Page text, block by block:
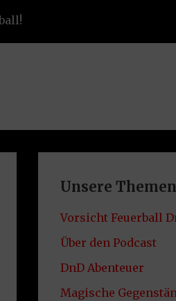
Unsere Themen
Vorsicht Feuerball
Über den Podcast
DnD Abenteuer
Magische